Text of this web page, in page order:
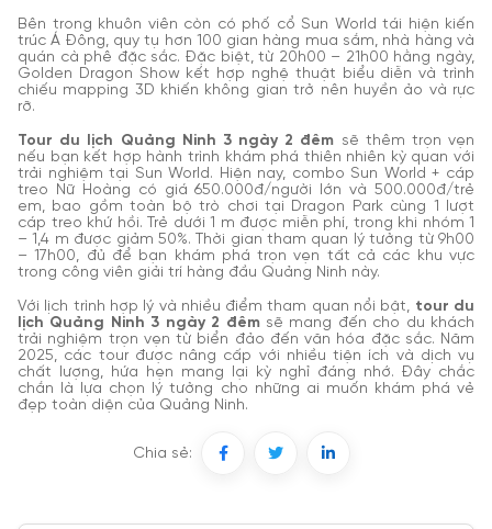
Bên trong khuôn viên còn có phố cổ Sun World tái hiện kiến
trúc Á Đông, quy tụ hơn 100 gian hàng mua sắm, nhà hàng và
quán cà phê đặc sắc. Đặc biệt, từ 20h00 – 21h00 hằng ngày,
Golden Dragon Show kết hợp nghệ thuật biểu diễn và trình
chiếu mapping 3D khiến không gian trở nên huyền ảo và rực
rỡ.
Tour du lịch Quảng Ninh 3 ngày 2 đêm sẽ thêm trọn vẹn
nếu bạn kết hợp hành trình khám phá thiên nhiên kỳ quan với
trải nghiệm tại Sun World. Hiện nay, combo Sun World + cáp
treo Nữ Hoàng có giá 650.000đ/người lớn và 500.000đ/trẻ
em, bao gồm toàn bộ trò chơi tại Dragon Park cùng 1 lượt
cáp treo khứ hồi. Trẻ dưới 1 m được miễn phí, trong khi nhóm 1
– 1,4 m được giảm 50%. Thời gian tham quan lý tưởng từ 9h00
– 17h00, đủ để bạn khám phá trọn vẹn tất cả các khu vực
trong công viên giải trí hàng đầu Quảng Ninh này.
Với lịch trình hợp lý và nhiều điểm tham quan nổi bật, tour du
lịch Quảng Ninh 3 ngày 2 đêmsẽ mang đến cho du khách
trải nghiệm trọn vẹn từ biển đảo đến văn hóa đặc sắc. Năm
2025, các tour được nâng cấp với nhiều tiện ích và dịch vụ
chất lượng, hứa hẹn mang lại kỳ nghỉ đáng nhớ. Đây chắc
chắn là lựa chọn lý tưởng cho những ai muốn khám phá vẻ
đẹp toàn diện của Quảng Ninh.
Chia sẻ: